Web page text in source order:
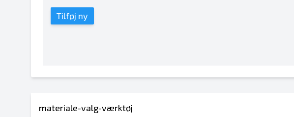
Tilføj ny
materiale-valg-værktøj